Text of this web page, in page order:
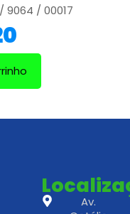
9064 / 00017
Av.